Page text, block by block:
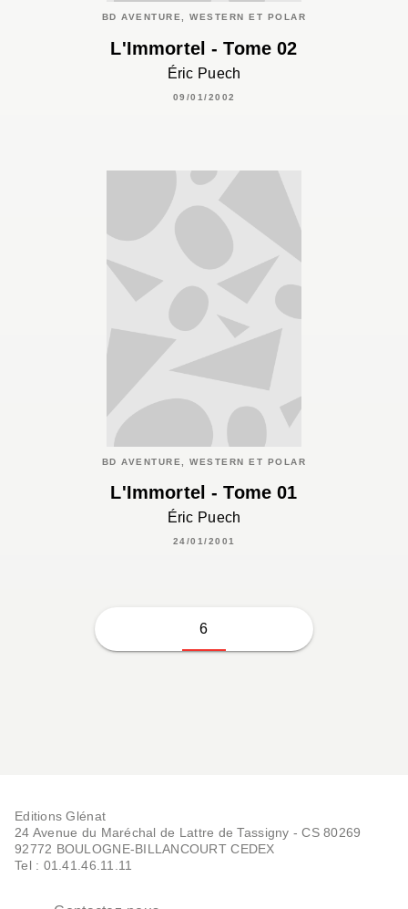
BD AVENTURE, WESTERN ET POLAR
L'Immortel - Tome 02
Éric Puech
09/01/2002
BD AVENTURE, WESTERN ET POLAR
L'Immortel - Tome 01
Éric Puech
24/01/2001
6
Editions Glénat
24 Avenue du Maréchal de Lattre de Tassigny - CS 80269
92772 BOULOGNE-BILLANCOURT CEDEX
Tel : 01.41.46.11.11